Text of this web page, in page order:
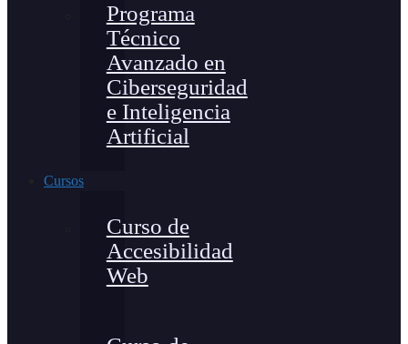
Programa
Técnico
Avanzado en
Ciberseguridad
e Inteligencia
Artificial
Cursos
Curso de
Accesibilidad
Web